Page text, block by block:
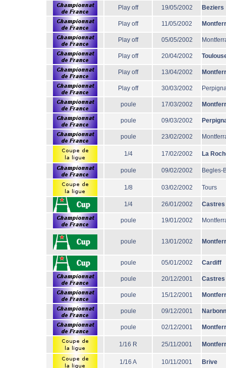
Play off 19/05/2002 Beziers
Play off 11/05/2002
Play off 05/05/2002
Play off 20/04/2002
Play off 13/04/2002
Play off 30/03/2002
poule 17/03/2002
poule 09/03/2002
poule 23/02/2002
1/4 17/02/2002 La
poule 09/02/2002 Begles-
1/8 03/02/2002 Tours
1/4 26/01/2002 Castres
poule 19/01/2002
poule 13/01/2002
poule 05/01/2002 Cardiff
poule 20/12/2001 Castres
poule 15/12/2001
poule 09/12/2001
poule 02/12/2001
1/16 R 25/11/2001
1/16 A 10/11/2001 Brive